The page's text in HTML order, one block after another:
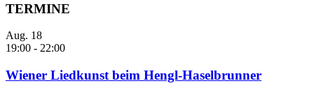
TERMINE
Aug. 18
19:00 - 22:00
Wiener Liedkunst beim Hengl-Haselbrunner